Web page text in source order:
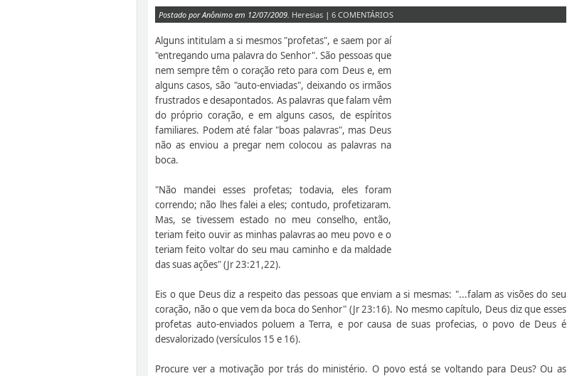
Postado por Anônimo em 12/07/2009. Heresias | 6 COMENTÁRIOS
Alguns intitulam a si mesmos "profetas", e saem por aí
"entregando uma palavra do Senhor". São pessoas que
nem sempre têm o coração reto para com Deus e, em
alguns casos, são "auto-enviadas", deixando os irmãos
frustrados e desapontados. As palavras que falam vêm
do próprio coração, e em alguns casos, de espíritos
familiares. Podem até falar "boas palavras", mas Deus
não as enviou a pregar nem colocou as palavras na
boca.
"Não mandei esses profetas; todavia, eles foram
correndo; não lhes falei a eles; contudo, profetizaram.
Mas, se tivessem estado no meu conselho, então,
teriam feito ouvir as minhas palavras ao meu povo e o
teriam feito voltar do seu mau caminho e da maldade
das suas ações" (Jr 23:21,22).
Eis o que Deus diz a respeito das pessoas que enviam a si mesmas: "...falam as visões do seu
coração, não o que vem da boca do Senhor" (Jr 23:16). No mesmo capítulo, Deus diz que esses
profetas auto-enviados poluem a Terra, e por causa de suas profecias, o povo de Deus é
desvalorizado (versículos 15 e 16).
Procure ver a motivação por trás do ministério. O povo está se voltando para Deus? Ou as